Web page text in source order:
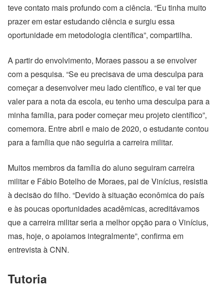
teve contato mais profundo com a ciência. “Eu tinha muito
prazer em estar estudando ciência e surgiu essa
oportunidade em metodologia científica”, compartilha.
A partir do envolvimento, Moraes passou a se envolver
com a pesquisa. “Se eu precisava de uma desculpa para
começar a desenvolver meu lado científico, e vai ter que
valer para a nota da escola, eu tenho uma desculpa para a
minha família, para poder começar meu projeto científico”,
comemora. Entre abril e maio de 2020, o estudante contou
para a família que não seguiria a carreira militar.
Muitos membros da família do aluno seguiram carreira
militar e Fábio Botelho de Moraes, pai de Vinícius, resistia
à decisão do filho. “Devido à situação econômica do país
e às poucas oportunidades acadêmicas, acreditávamos
que a carreira militar seria a melhor opção para o Vinícius,
mas, hoje, o apoiamos integralmente”, confirma em
entrevista à CNN.
Tutoria